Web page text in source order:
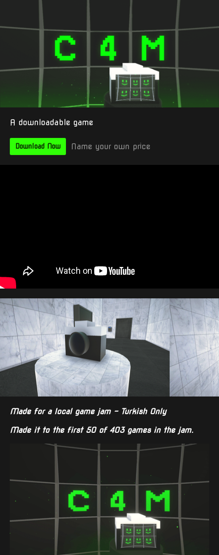
A downloadable game
Download Now Name your own price
Made for a local game jam - Turkish Only
Made it to the first 50 of 403 gamesin the jam.